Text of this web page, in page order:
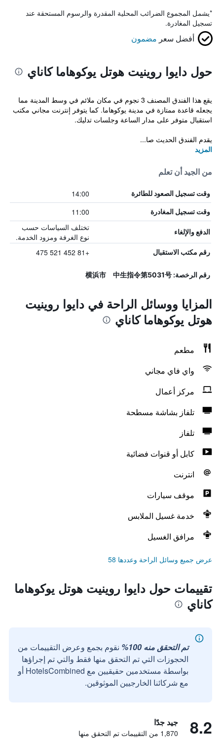
*يشمل المجموع الضرائب المحلية المقدرة والرسوم المستحقة عند
تسجيل المغادرة.
أفضل سعر مضمون
حول دايوا روينيت هوتل يوكوهاما كاناي
يقع هذا الفندق المصنف 3 نجوم في مكان ملائم في وسط المدينة مما
يجعله قاعدة ممتازة في مدينة يوكوهاما. كما يتوفر إنترنت مجاني مكتب
استقبال متوفر على مدار الساعة وجلسات تدليك.
يقدم الفندق الحديث صا...
المزيد
من الجيد أن تعلم
وقت تسجيل الصعود للطائرة 14:00
وقت تسجيل المغادرة 11:00
الدفع والإلغاء
تختلف السياسات حسب
نوع الغرفة ومزود الخدمة.
رقم مكتب الاستقبال +81 452 521 475
رقم الرخصة: 横浜市 中生指令第5031号
المزايا ووسائل الراحة في دايوا روينيت
هوتل يوكوهاما كاناي
مطعم
واي فاي مجاني
مركز أعمال
تلفاز بشاشة مسطحة
تلفاز
كابل أو قنوات فضائية
انترنت
موقف سيارات
خدمة غسيل الملابس
مرافق الغسيل
عرض جميع وسائل الراحة وعددها 58
تقييمات حول دايوا روينيت هوتل يوكوهاما
كاناي
تم التحقق منه 100%
نقوم بجمع وعرض التقييمات من
الحجوزات التي تم التحقق منها فقط والتي تم إجراؤها
بواسطة مستخدمين حقيقيين مع HotelsCombined أو
مع شركائنا الخارجيين الموثوقين.
8.2 جيد جدًا
1,870 من التقييمات تم التحقق منها